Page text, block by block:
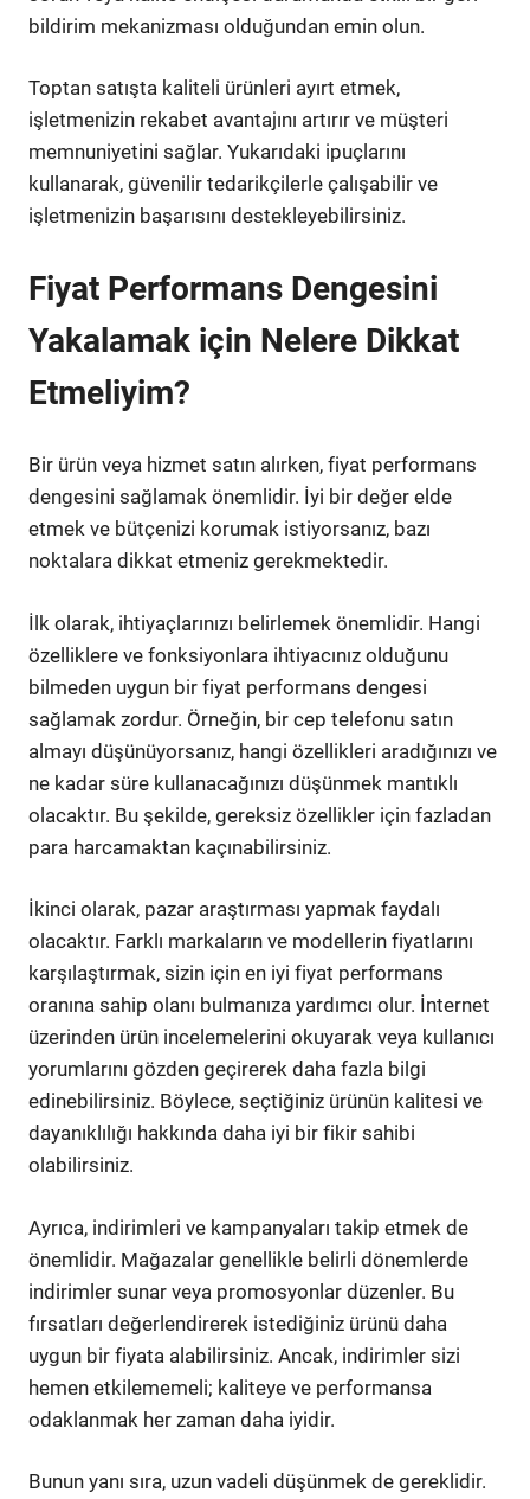
bildirim mekanizması olduğundan emin olun.
Toptan satışta kaliteli ürünleri ayırt etmek,
işletmenizin rekabet avantajını artırır ve müşteri
memnuniyetini sağlar. Yukarıdaki ipuçlarını
kullanarak, güvenilir tedarikçilerle çalışabilir ve
işletmenizin başarısını destekleyebilirsiniz.
Fiyat Performans Dengesini
Yakalamak için Nelere Dikkat
Etmeliyim?
Bir ürün veya hizmet satın alırken, fiyat performans
dengesini sağlamak önemlidir. İyi bir değer elde
etmek ve bütçenizi korumak istiyorsanız, bazı
noktalara dikkat etmeniz gerekmektedir.
İlk olarak, ihtiyaçlarınızı belirlemek önemlidir. Hangi
özelliklere ve fonksiyonlara ihtiyacınız olduğunu
bilmeden uygun bir fiyat performans dengesi
sağlamak zordur. Örneğin, bir cep telefonu satın
almayı düşünüyorsanız, hangi özellikleri aradığınızı ve
ne kadar süre kullanacağınızı düşünmek mantıklı
olacaktır. Bu şekilde, gereksiz özellikler için fazladan
para harcamaktan kaçınabilirsiniz.
İkinci olarak, pazar araştırması yapmak faydalı
olacaktır. Farklı markaların ve modellerin fiyatlarını
karşılaştırmak, sizin için en iyi fiyat performans
oranına sahip olanı bulmanıza yardımcı olur. İnternet
üzerinden ürün incelemelerini okuyarak veya kullanıcı
yorumlarını gözden geçirerek daha fazla bilgi
edinebilirsiniz. Böylece, seçtiğiniz ürünün kalitesi ve
dayanıklılığı hakkında daha iyi bir fikir sahibi
olabilirsiniz.
Ayrıca, indirimleri ve kampanyaları takip etmek de
önemlidir. Mağazalar genellikle belirli dönemlerde
indirimler sunar veya promosyonlar düzenler. Bu
fırsatları değerlendirerek istediğiniz ürünü daha
uygun bir fiyata alabilirsiniz. Ancak, indirimler sizi
hemen etkilememeli; kaliteye ve performansa
odaklanmak her zaman daha iyidir.
Bunun yanı sıra, uzun vadeli düşünmek de gereklidir.